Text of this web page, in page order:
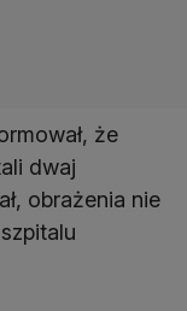
że
dwaj
obrażenia nie